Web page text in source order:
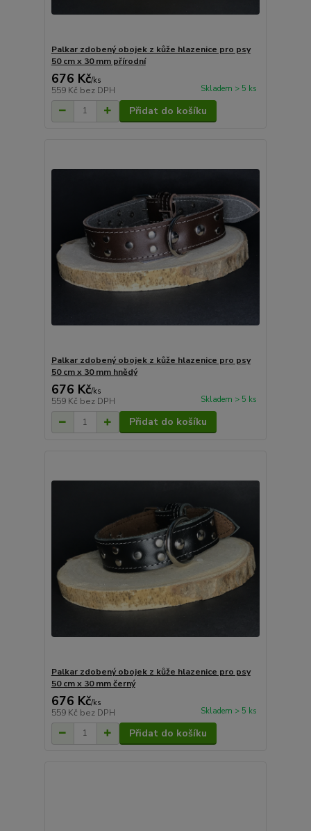
Palkar zdobený obojek z kůže hlazenice pro psy
50 cm x 30 mm přírodní
676 Kč/ks
559 Kč bez DPH Skladem > 5 ks
Přidat do košíku
Palkar zdobený obojek z kůže hlazenice pro psy
50 cm x 30 mm hnědý
676 Kč/ks
559 Kč bez DPH Skladem > 5 ks
Přidat do košíku
Palkar zdobený obojek z kůže hlazenice pro psy
50 cm x 30 mm černý
676 Kč/ks
559 Kč bez DPH Skladem > 5 ks
Přidat do košíku